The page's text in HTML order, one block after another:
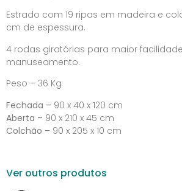
Estrado com 19 ripas em madeira e
cm de espessura.
4 rodas giratórias para maior
manuseamento.
Peso – 36 Kg
Fechada – 90 x 40 x 120 cm
Aberta – 90 x 210 x 45 cm
Colchão – 90 x 205 x 10 cm
Ver outros produtos